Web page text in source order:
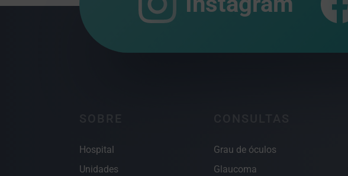
Hospital
Unidades
Grau de óculos
Glaucoma